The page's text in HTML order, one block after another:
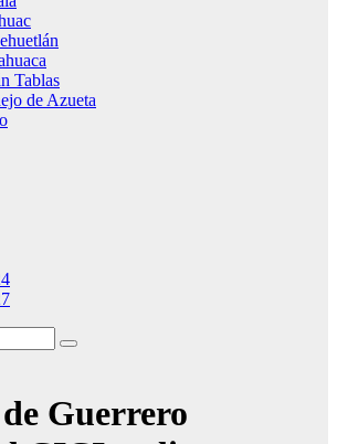
Tablas
de Azueta
Guerrero